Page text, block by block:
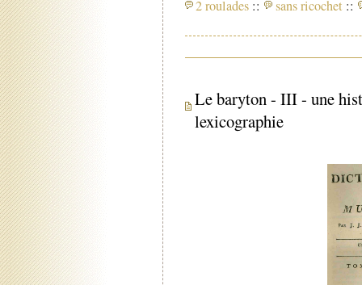
2 roulades :: sans ricochet ::
Le baryton - III - une
lexicographie